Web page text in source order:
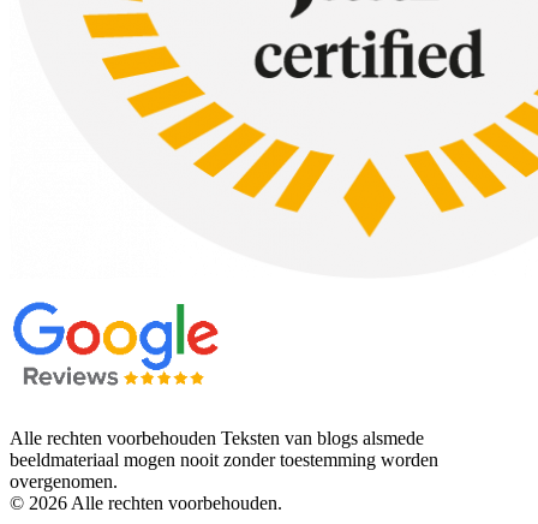
Alle rechten voorbehouden Teksten van blogs alsmede
beeldmateriaal mogen nooit zonder toestemming worden
overgenomen.
© 2026 Alle rechten voorbehouden.